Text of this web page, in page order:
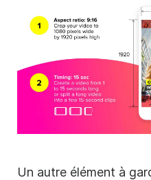
Un autre élément à